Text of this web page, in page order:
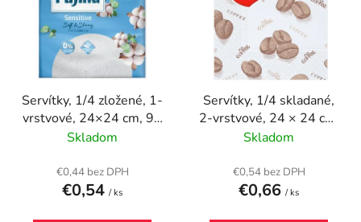
Servítky, 1/4 zložené, 1-
vrstvové, 24×24 cm, 90
ks, PUFINA "Sensitive"
Skladom
€0,44 bez DPH
€0,54 / ks
Servítky, 1/4 skladané,
2-vrstvové, 24 × 24 cm,
40 ks, RUTA „Coffee“
Skladom
€0,54 bez DPH
€0,66 / ks